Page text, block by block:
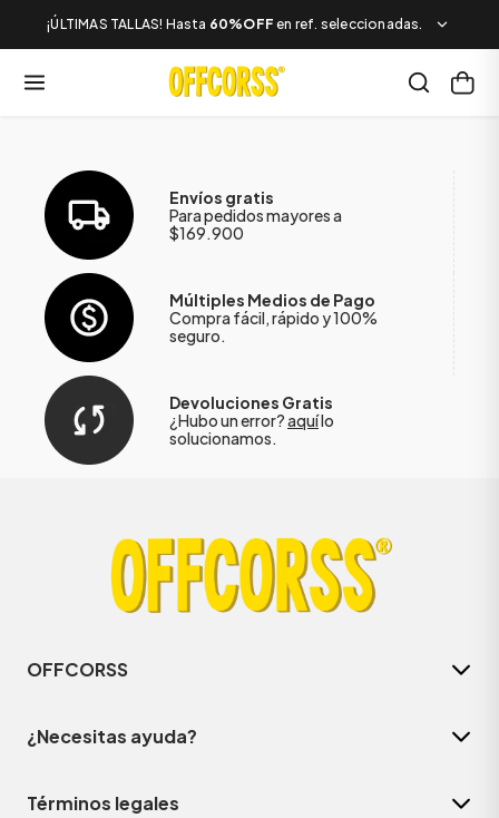
¡ÚLTIMAS TALLAS! Hasta 60%OFF en ref. seleccionadas.
Envíos gratis
Para pedidos mayores a
$169.900
Múltiples Medios de Pago
Compra fácil, rápido y 100%
seguro.
Devoluciones Gratis
¿Hubo un error?aquílo
solucionamos.
OFFCORSS
¿Necesitas ayuda?
Términos legales